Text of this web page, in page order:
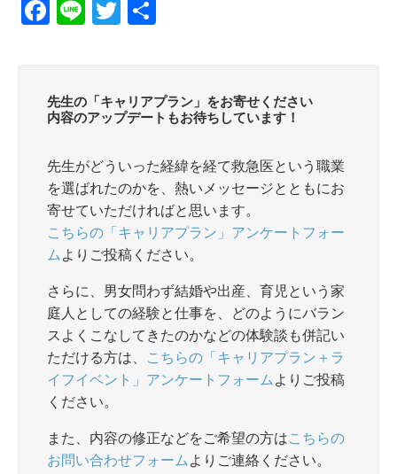
F
e
b
o
o
k
Li
T
er
先生の「キャリアプラン」をお寄せください
内容のアップデートもお待ちしています！
先生がどういった経緯を経て救急医という職業
を選ばれたのかを、熱いメッセージとともにお
寄せていただければと思います。
こちらの「キャリアプラン」アンケートフォー
ム よりご投稿ください。
さらに、男女問わず結婚や出産、育児という家
庭人としての経験と仕事を、どのようにバラン
スよくこなしてきたのかなどの体験談も併記い
ただける方は、
こちらの「キャリアプラン＋ラ
イフイベント」アンケートフォーム よりご投稿
ください。
また、内容の修正などをご希望の方はこちらの
お問い合わせフォーム よりご連絡ください。